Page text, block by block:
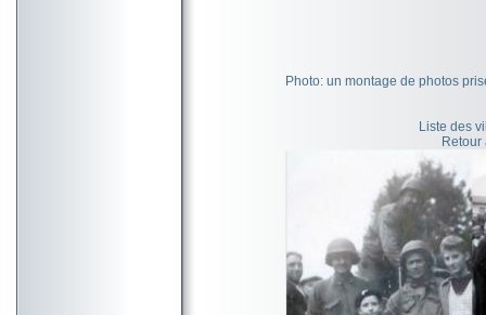
Photo: un montage de photos
Liste des
Retour